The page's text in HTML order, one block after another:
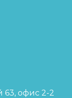
63, офис 2-2